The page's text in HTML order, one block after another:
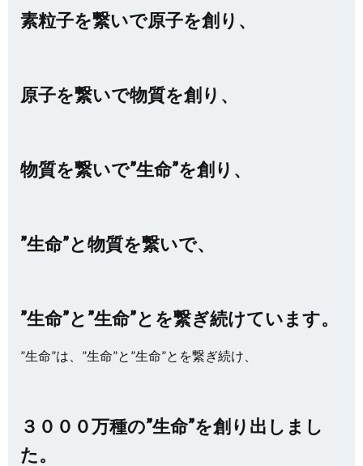
素粒子を繋いで原子を創り、
原子を繋いで物質を創り、
物質を繋いで”生命”を創り、
”生命”と物質を繋いで、
”生命”と”生命”とを繋ぎ続けています。
”生命”は、”生命”と”生命”とを繋ぎ続け、
３０００万種の”生命”を創り出しまし
た。